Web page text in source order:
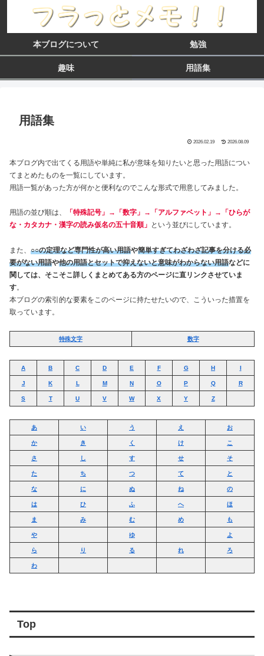
本ブログについて 勉強
趣味 用語集
用語集
2026.02.19 2026.08.09
本ブログ内で出てくる用語や単純に私が意味を知りたいと思った用語につい
てまとめたものを一覧にしています。
用語一覧があった方が何かと便利なのでこんな形式で用意してみました。
用語の並び順は、
「特殊記号」→「数字」→「アルファベット」→「ひらが
な・カタカナ・漢字の読み仮名の五十音順」 という並びにしています。
また、 ○○の定理など専門性が高い用語や簡単すぎてわざわざ記事を分ける必
要がない用語や他の用語とセットで抑えないと意味がわからない用語などに
関しては、そこそこ詳しくまとめてある方のページに直リンクさせていま
す。
本ブログの索引的な要素をこのページに持たせたいので、こういった措置を
取っています。
特殊文字 数字
A B C D E F G H I
J K L M N O P Q R
S T U V W X Y Z
あ い う え お
か き く け こ
さ し す せ そ
た ち つ て と
な に ぬ ね の
は ひ ふ へ ほ
ま み む め も
や ゆ よ
ら り る れ ろ
わ
Top